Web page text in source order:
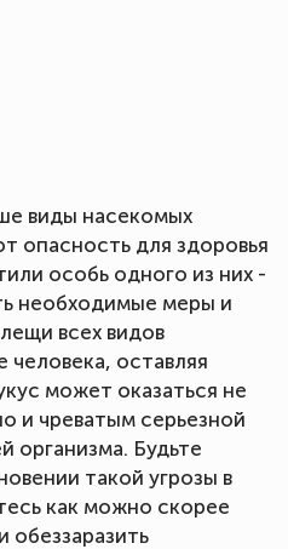
виды насекомых
опасность для здоровья
особь одного из них -
необходимые меры и
всех видов
оставляя
может оказаться не
и чреватым серьезной
организма. Будьте
такой угрозы в
как можно скорее
обеззаразить